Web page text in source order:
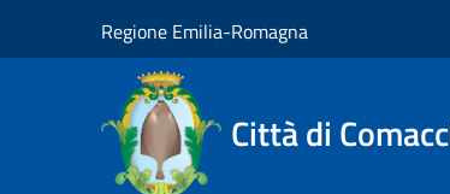
Regione Emilia-Romagna
Città di